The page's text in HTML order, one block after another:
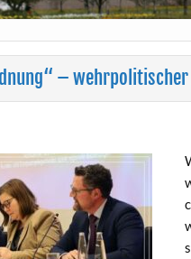
– wehrpolitischer